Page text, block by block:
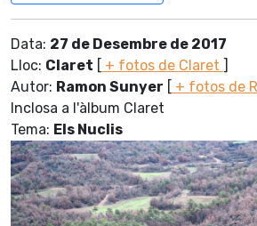
Data: 27 de Desembre de 2017
Lloc: Claret [ + fotos de Claret ]
Autor: Ramon Sunyer [ + fotos de
Inclosa a l'àlbum Claret
Tema: Els Nuclis